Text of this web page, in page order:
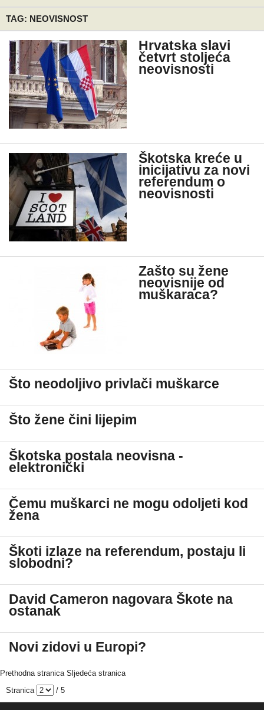
TAG: NEOVISNOST
Hrvatska slavi
četvrt stoljeća
neovisnosti
Škotska kreće u
inicijativu za novi
referendum o
neovisnosti
Zašto su žene
neovisnije od
muškaraca?
Što neodoljivo privlači muškarce
Što žene čini lijepim
Škotska postala neovisna -
elektronički
Čemu muškarci ne mogu odoljeti kod
žena
Škoti izlaze na referendum, postaju li
slobodni?
David Cameron nagovara Škote na
ostanak
Novi zidovi u Europi?
Prethodna stranica Sljedeća stranica
Stranica
/ 5